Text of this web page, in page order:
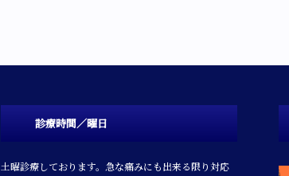
診療時間／曜日
土曜診療しております。急な痛みにも出来る限り対応